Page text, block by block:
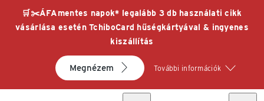
🛒✂️ÁFAmentes napok* legalább 3 db használati cikk
vásárlása esetén TchiboCard hűségkártyával & ingyenes
kiszállítás
Megnézem További információk